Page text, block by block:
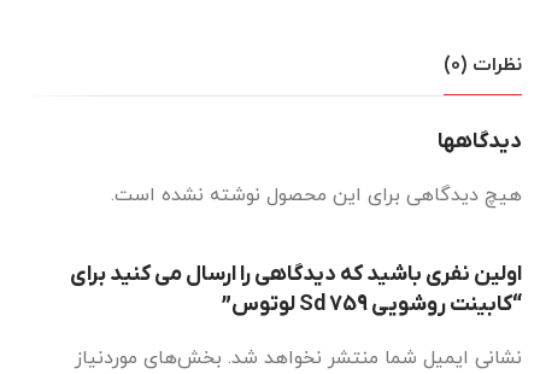
نظرات (0)
دیدگاهها
هیچ دیدگاهی برای این محصول نوشته نشده است.
اولین نفری باشید که دیدگاهی را ارسال می کنید برای
“کابینت روشویی Sd 759 لوتوس”
نشانی ایمیل شما منتشر نخواهد شد. بخش‌های موردنیاز